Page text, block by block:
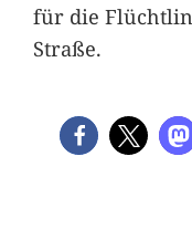
für die
Straße.